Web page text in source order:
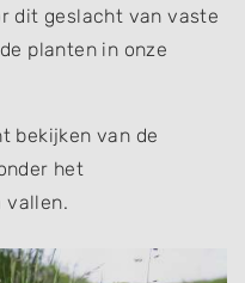
dit geslacht van vaste
planten in onze
bekijken van de
het
vallen.